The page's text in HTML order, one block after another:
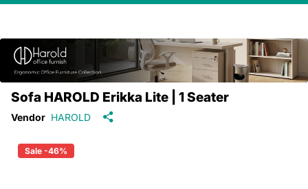
Sofa HAROLD Erikka Lite | 1 Seater
Vendor HAROLD
Sale -46%